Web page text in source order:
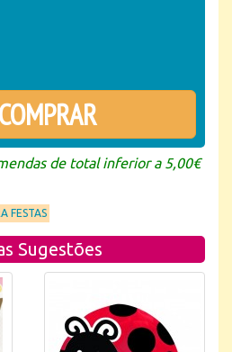
de total inferior a 5,00€
FESTAS
Sugestões